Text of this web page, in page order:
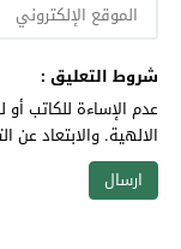
شروط التعليق :
عدم الإساءة للكاتب
الالهية. والابتعاد